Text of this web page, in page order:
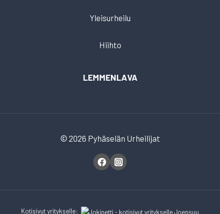
Yleisurheilu
Hiihto
LEMMENLAVA
© 2026 Pyhäselän Urheilijat
Kotisivut yritykselle: